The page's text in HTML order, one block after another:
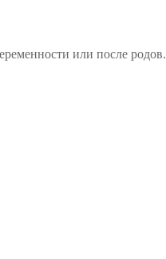
или после родов.